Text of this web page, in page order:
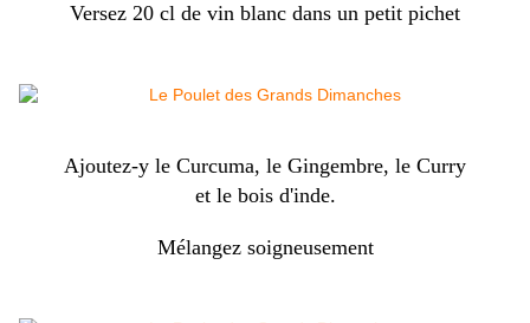
Versez 20 cl de vin blanc dans un petit pichet
Ajoutez-y le Curcuma, le Gingembre, le Curry
et le bois d'inde.
Mélangez soigneusement